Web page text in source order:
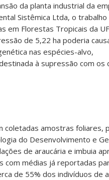
da planta industrial da
Sistêmica Ltda, o trabalho
em Florestas Tropicais da
de 5,22 ha poderia
nas espécies-alvo,
à supressão com os
coletadas amostras
do Desenvolvimento e
de araucária e imbuia
com médias já reportadas
de 55% dos indivíduos de